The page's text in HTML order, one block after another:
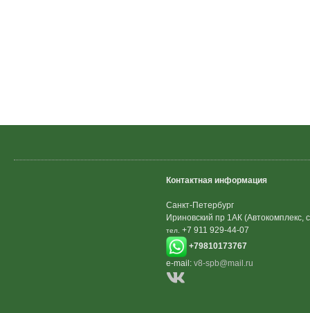
Контактная информация
Санкт-Петербург
Ириновский пр 1АК (Автокомплекс,
тел. +7 911 929-44-07
+79810173767
e-mail: v8-spb@mail.ru